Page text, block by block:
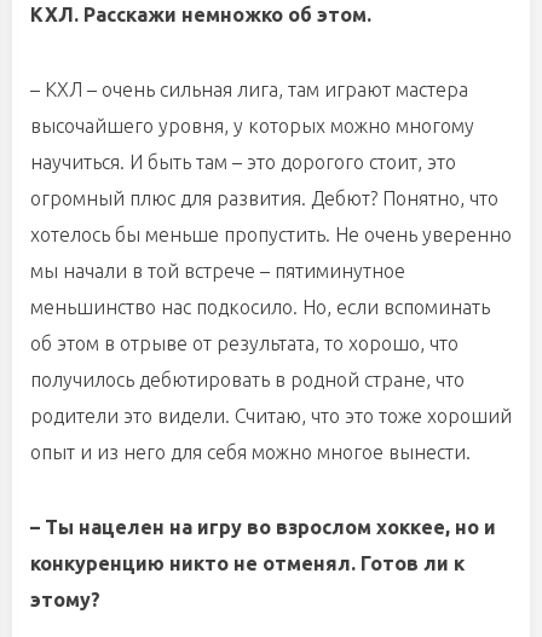
КХЛ. Расскажи немножко об этом.
– КХЛ – очень сильная лига, там играют мастера
высочайшего уровня, у которых можно многому
научиться. И быть там – это дорогого стоит, это
огромный плюс для развития. Дебют? Понятно, что
хотелось бы меньше пропустить. Не очень уверенно
мы начали в той встрече – пятиминутное
меньшинство нас подкосило. Но, если вспоминать
об этом в отрыве от результата, то хорошо, что
получилось дебютировать в родной стране, что
родители это видели. Считаю, что это тоже хороший
опыт и из него для себя можно многое вынести.
– Ты нацелен на игру во взрослом хоккее, но и
конкуренцию никто не отменял. Готов ли к
этому?